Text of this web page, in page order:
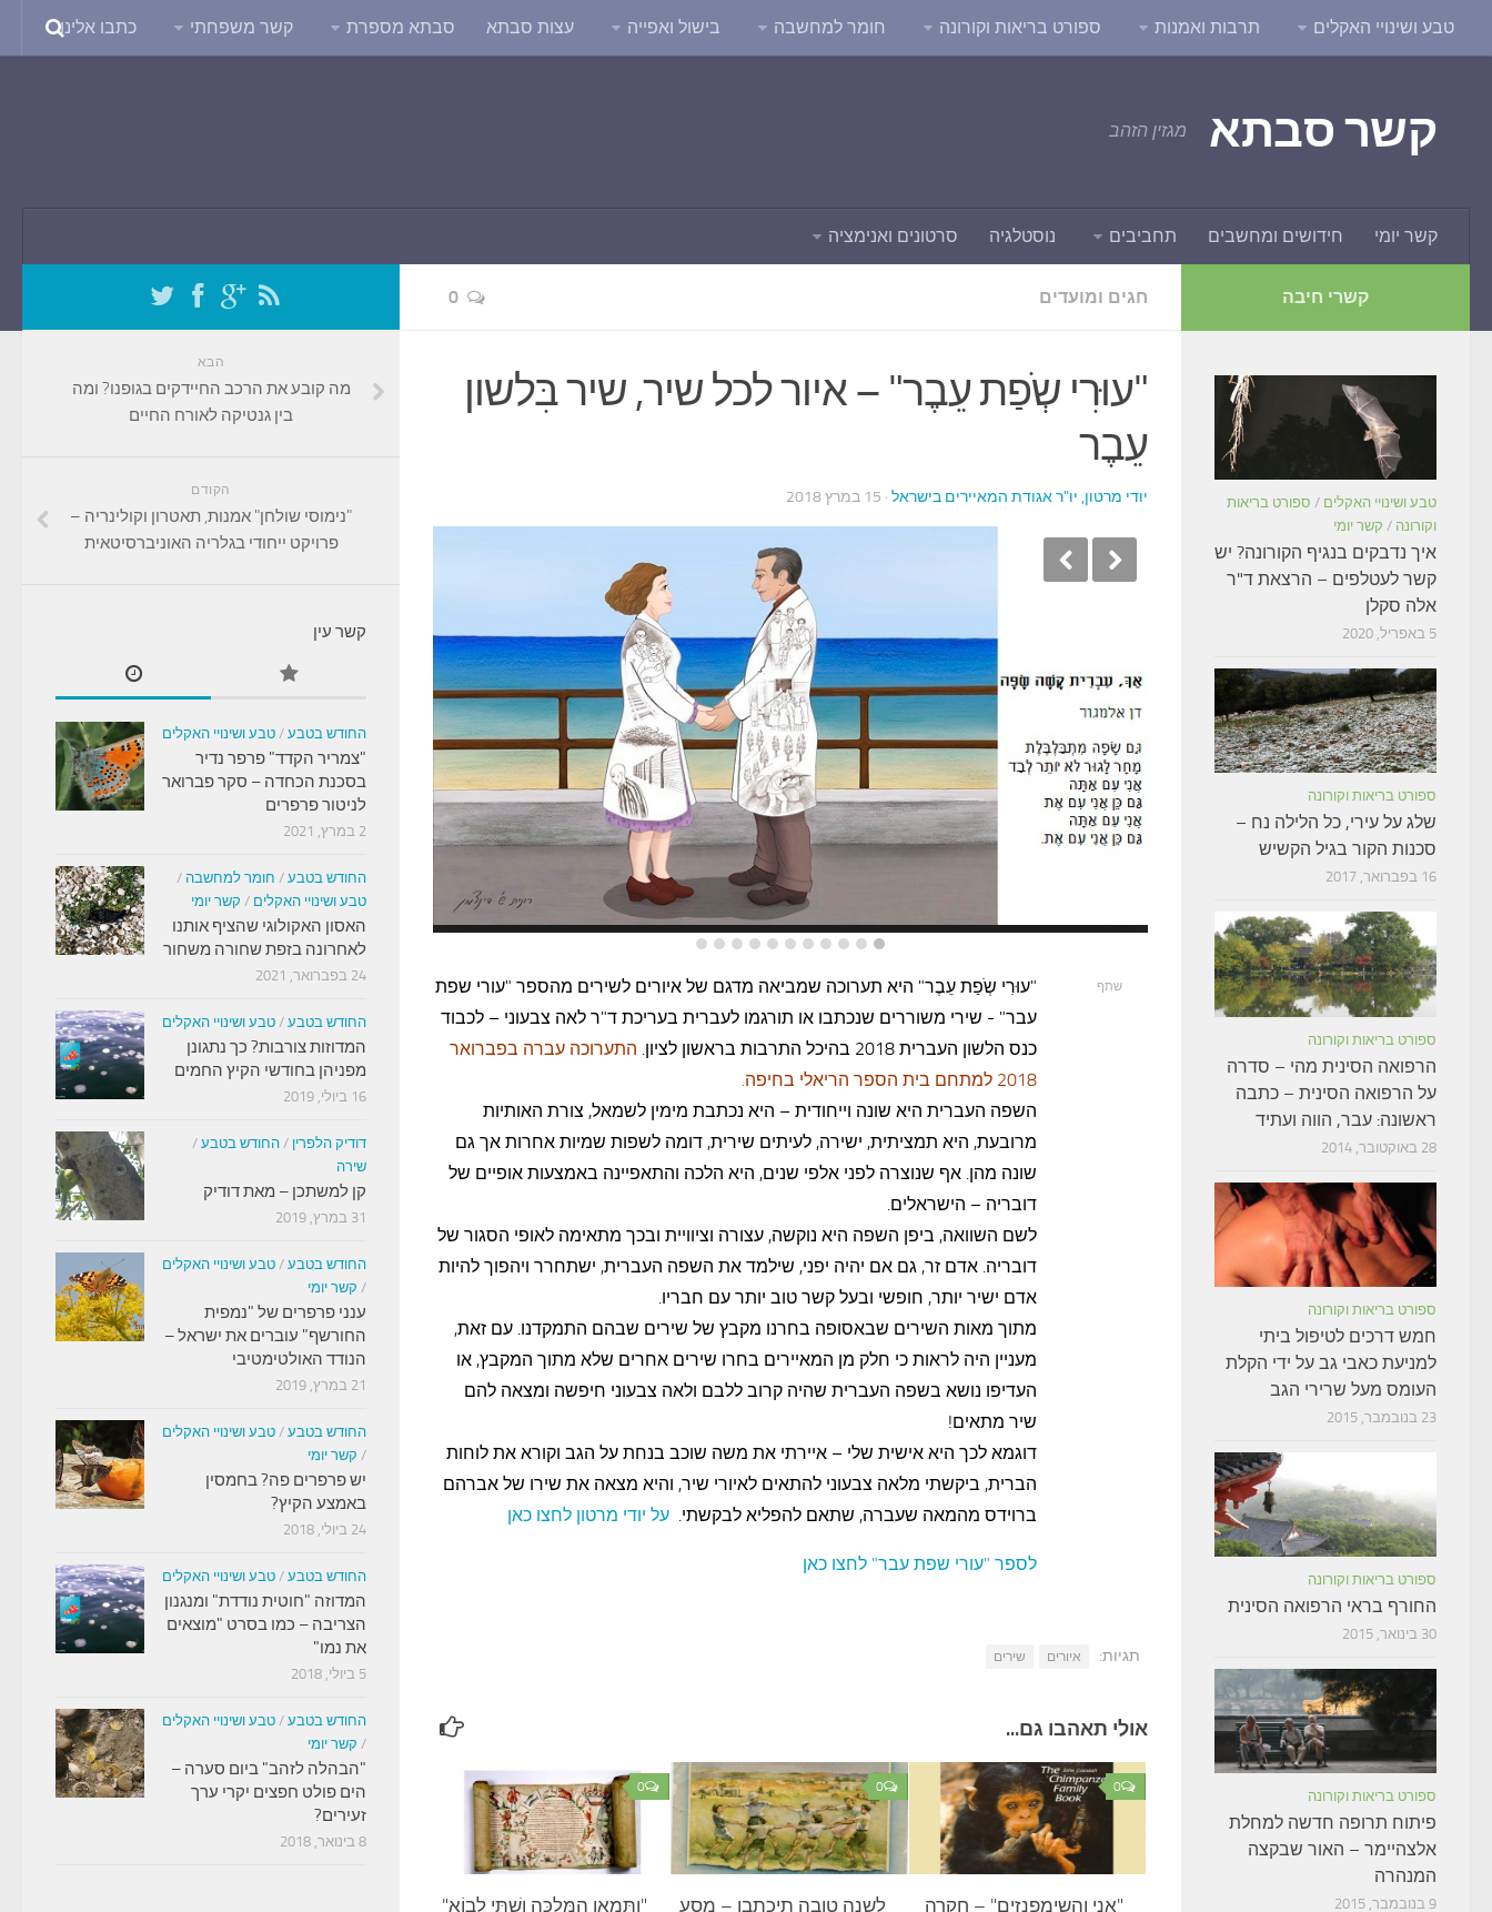
טבע ושינויי האקלים תרבות ואמנות ספורט בריאות וקורונה חומר למחשבה בישול ואפייה עצות סבתא סבתא מספרת קשר משפחתי כתבו אלינו
קשר סבתא מגזין הזהב
קשר יומי חידושים ומחשבים תחביבים נוסטלגיה סרטונים ואנימציה
חגים ומועדים 0
"עוּרִי שְֹפַת עֵבֶר" – איור לכל שיר, שיר בִּלשון
עֵבֶר
יודי מרטון, יו"ר אגודת המאיירים בישראל · 15 במרץ 2018
1
2
3
4
5
6
7
8
9
10
11
"עוּרִי שְֹפַת עֵבֶר" היא תערוכה שמביאה מדגם של איורים לשירים מהספר "עורי שפת
עבר" - שירי משוררים שנכתבו או תורגמו לעברית בעריכת ד"ר לאה צבעוני – לכבוד
כנס הלשון העברית 2018 בהיכל התרבות בראשון לציון.
התערוכה עברה בפברואר
2018 למתחם בית הספר הריאלי בחיפה.
השפה העברית היא שונה וייחודית – היא נכתבת מימין לשמאל, צורת האותיות
מרובעת, היא תמציתית, ישירה, לעיתים שירית, דומה לשפות שמיות אחרות אך גם
שונה מהן. אף שנוצרה לפני אלפי שנים, היא הלכה והתאפיינה באמצעות אופיים של
דובריה – הישראלים.
לשם השוואה, ביפן השפה היא נוקשה, עצורה וציוויית ובכך מתאימה לאופי הסגור של
דובריה. אדם זר, גם אם יהיה יפני, שילמד את השפה העברית, ישתחרר ויהפוך להיות
אדם ישיר יותר, חופשי ובעל קשר טוב יותר עם חבריו.
מתוך מאות השירים שבאסופה בחרנו מקבץ של שירים שבהם התמקדנו. עם זאת,
מעניין היה לראות כי חלק מן המאיירים בחרו שירים אחרים שלא מתוך המקבץ, או
העדיפו נושא בשפה העברית שהיה קרוב ללבם ולאה צבעוני חיפשה ומצאה להם
שיר מתאים!
דוגמא לכך היא אישית שלי – איירתי את משה שוכב בנחת על הגב וקורא את לוחות
הברית, ביקשתי מלאה צבעוני להתאים לאיורי שיר, והיא מצאה את שירו של אברהם
ברוידס מהמאה שעברה, שתאם להפליא לבקשתי. על יודי מרטון לחצו כאן
לספר "עורי שפת עבר" לחצו כאן
שתף
תגיות: איורים שירים
אולי תאהבו גם...
0
"וַתְּמָאֵן הַמַּלְכָּה וַשְׁתִּי לָבוֹא"
0
לשנה טובה תיכתבו – מסע
0
"אני והשימפנזים" – חקרה
הבא
מה קובע את הרכב החיידקים בגופנו? ומה
בין גנטיקה לאורח החיים
הקודם
"נימוסי שולחן" אמנות, תאטרון וקולינריה –
פרויקט ייחודי בגלריה האוניברסיטאית
קשר עין
החודש בטבע / טבע ושינויי האקלים
"צמריר הקדד" פרפר נדיר
בסכנת הכחדה – סקר פברואר
לניטור פרפרים
2 במרץ, 2021
החודש בטבע / חומר למחשבה /
טבע ושינויי האקלים / קשר יומי
האסון האקולוגי שהציף אותנו
לאחרונה בזפת שחורה משחור
24 בפברואר, 2021
החודש בטבע / טבע ושינויי האקלים
המדוזות צורבות? כך נתגונן
מפניהן בחודשי הקיץ החמים
16 ביולי, 2019
דודיק הלפרין / החודש בטבע /
שירה
קן למשתכן – מאת דודיק
31 במרץ, 2019
החודש בטבע / טבע ושינויי האקלים
/ קשר יומי
ענני פרפרים של "נמפית
החורשף" עוברים את ישראל –
הנודד האולטימטיבי
21 במרץ, 2019
החודש בטבע / טבע ושינויי האקלים
/ קשר יומי
יש פרפרים פה? בחמסין
באמצע הקיץ?
24 ביולי, 2018
החודש בטבע / טבע ושינויי האקלים
המדוזה "חוטית נודדת" ומנגנון
הצריבה – כמו בסרט "מוצאים
את נמו"
5 ביולי, 2018
החודש בטבע / טבע ושינויי האקלים
/ קשר יומי
"הבהלה לזהב" ביום סערה –
הים פולט חפצים יקרי ערך
זעירים?
8 בינואר, 2018
קשרי חיבה
טבע ושינויי האקלים / ספורט בריאות
וקורונה / קשר יומי
איך נדבקים בנגיף הקורונה? יש
קשר לעטלפים – הרצאת ד"ר
אלה סקלן
5 באפריל, 2020
ספורט בריאות וקורונה
שלג על עירי, כל הלילה נח –
סכנות הקור בגיל הקשיש
16 בפברואר, 2017
ספורט בריאות וקורונה
הרפואה הסינית מהי – סדרה
על הרפואה הסינית – כתבה
ראשונה: עבר, הווה ועתיד
28 באוקטובר, 2014
ספורט בריאות וקורונה
חמש דרכים לטיפול ביתי
למניעת כאבי גב על ידי הקלת
העומס מעל שרירי הגב
23 בנובמבר, 2015
ספורט בריאות וקורונה
החורף בראי הרפואה הסינית
30 בינואר, 2015
ספורט בריאות וקורונה
פיתוח תרופה חדשה למחלת
אלצהיימר – האור שבקצה
המנהרה
9 בנובמבר, 2015